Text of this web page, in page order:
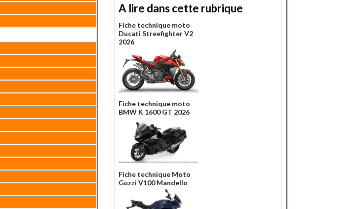
A lire dans cette rubrique
Fiche technique moto
Ducati Streefighter V2
2026
Fiche technique moto
BMW K 1600 GT 2026
Fiche technique Moto
Guzzi V100 Mandello